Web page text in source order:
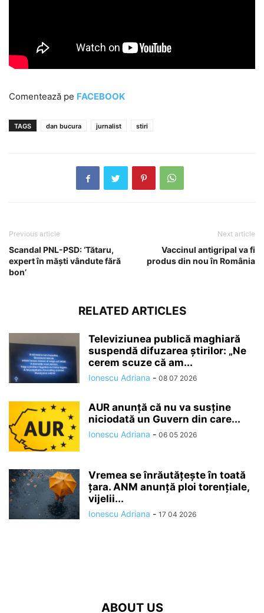
Comentează pe FACEBOOK
TAGS dan bucura jurnalist stiri
Previous article
Scandal PNL-PSD: ‘Tătaru,
expert în măşti vândute fără
bon’
Next article
Vaccinul antigripal va fi
produs din nou în România
RELATED ARTICLES
Televiziunea publică maghiară
suspendă difuzarea ştirilor: „Ne
cerem scuze că am...
Ionescu Adriana - 08 07 2026
AUR anunță că nu va susține
niciodată un Guvern din care...
Ionescu Adriana - 06 05 2026
Vremea se înrăutăţeşte în toată
ţara. ANM anunță ploi torențiale,
vijelii...
Ionescu Adriana - 17 04 2026
ABOUT US